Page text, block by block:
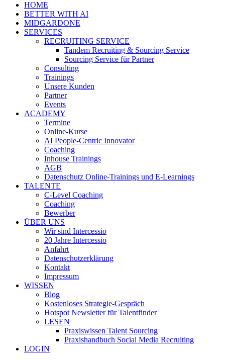
HOME
BETTER WITH AI
MIDGARDONE
SERVICES
RECRUITING SERVICE
Tandem Recruiting & Sourcing Service
Sourcing Service für Partner
Consulting
Trainings
Unsere Kunden
Partner
Events
ACADEMY
Termine
Online-Kurse
AI People-Centric Innovator
Coaching
Inhouse Trainings
AGB
Datenschutz Online-Trainings und E-Learnings
TALENTE
C-Level Coaching
Coaching
Bewerber
ÜBER UNS
Wir sind Intercessio
20 Jahre Intercessio
Anfahrt
Datenschutzerklärung
Kontakt
Impressum
WISSEN
Blog
Kostenloses Strategie-Gespräch
Hotspot Newsletter für Talentfinder
LESEN
Praxiswissen Talent Sourcing
Praxishandbuch Social Media Recruiting
LOGIN